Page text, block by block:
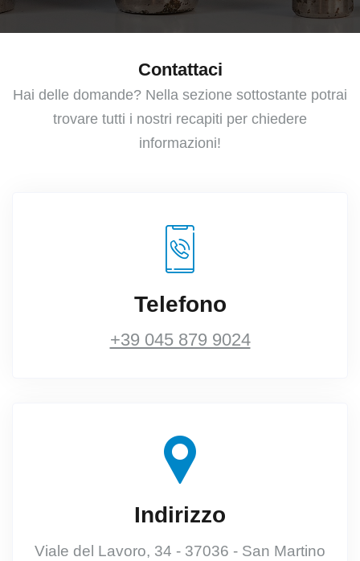
Contattaci
Hai delle domande? Nella sezione sottostante potrai
trovare tutti i nostri recapiti per chiedere
informazioni!
Telefono
+39 045 879 9024
Indirizzo
Viale del Lavoro, 34 - 37036 - San Martino